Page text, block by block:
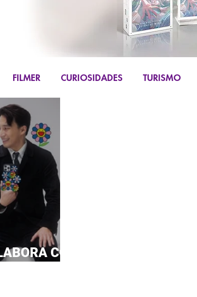
FILMER CURIOSIDADES TURISMO
CON